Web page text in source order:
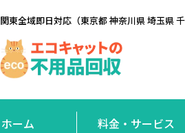
関東全域即日対応（東京都 神奈川県 埼玉県
ホーム 料金・サービス